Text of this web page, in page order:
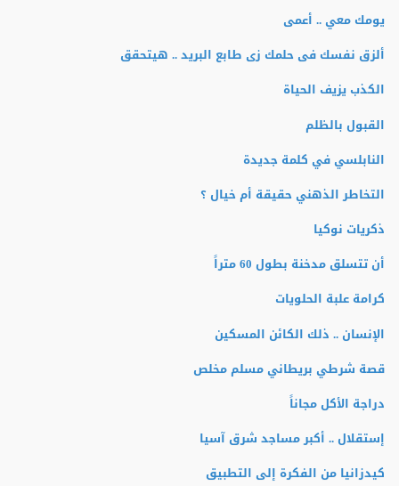
يومك معي .. أعمى
ألزق نفسك فى حلمك زى طابع البريد .. هيتحقق
الكذب يزيف الحياة
القبول بالظلم
النابلسي في كلمة جديدة
التخاطر الذهني حقيقة أم خيال ؟
ذكريات نوكيا
أن تتسلق مدخنة بطول 60 متراً
كرامة علبة الحلويات
الإنسان .. ذلك الكائن المسكين
قصة شرطي بريطاني مسلم مخلص
دراجة الأكل مجاناً
إستقلال .. أكبر مساجد شرق آسيا
كيدزانيا من الفكرة إلى التطبيق